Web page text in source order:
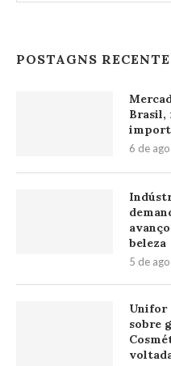
POSTAGNS
Brasil,
6 de
beleza
5 de
Unifor
sobre